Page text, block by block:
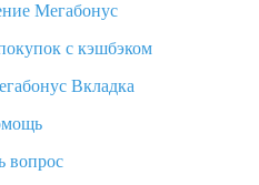
как их получить и
что это за метод доставки и
на Алиэкспресс
товар с Алиэкспресс
Мегабонус
с кэшбэком
Вкладка
вопрос